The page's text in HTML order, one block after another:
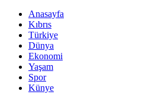
Anasayfa
Kıbrıs
Türkiye
Dünya
Ekonomi
Yaşam
Spor
Künye